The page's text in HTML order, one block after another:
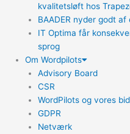
kvalitetsløft hos
BAADER nyder godt
IT Optima får
sprog
Om Wordpilots
Advisory Board
CSR
WordPilots og vores
GDPR
Netværk